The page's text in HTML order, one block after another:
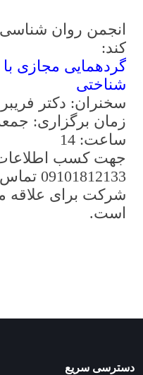
انجمن روان شناسی
کند:
گردهمایی مجازی
شناختی
سخنران: دکتر
زمان برگزاری: جمعه 19 دی
ساعت: 14
جهت کسب اطلاعات
09101812133 تماس حاصل فرمایید.
شرکت برای علاقه
است.
دسترسی سریع